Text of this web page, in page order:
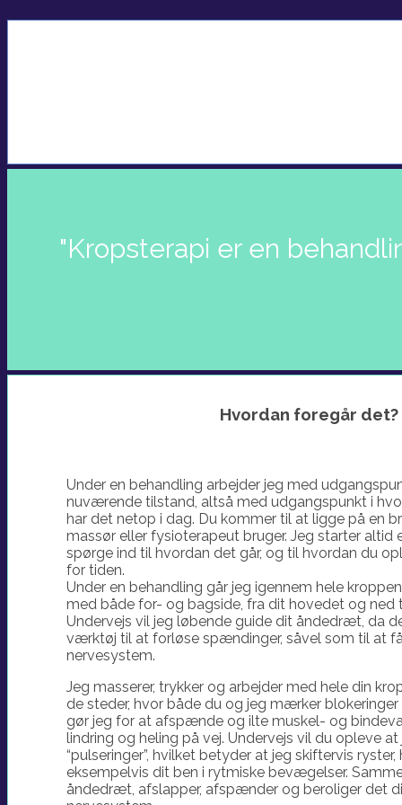
"Kropsterapi er en
Hvordan foregår det?
Under en behandling arbejder jeg med
nuværende tilstand, altså med udgangspunkt i
har det netop i dag. Du kommer til at ligge på en
massør eller fysioterapeut bruger. Jeg starter altid
spørge ind til hvordan det går, og til hvordan du
for tiden.
Under en behandling går jeg igennem hele
med både for- og bagside, fra dit hovedet og ned
Undervejs vil jeg løbende guide dit åndedræt, da
værktøj til at forløse spændinger, såvel som til at
nervesystem.
Jeg masserer, trykker og arbejder med hele din
de steder, hvor både du og jeg mærker
gør jeg for at afspænde og ilte muskel- og
lindring og heling på vej. Undervejs vil du opleve
“pulseringer”, hvilket betyder at jeg skiftervis
eksempelvis dit ben i rytmiske bevægelser.
åndedræt, afslapper, afspænder og beroliger det